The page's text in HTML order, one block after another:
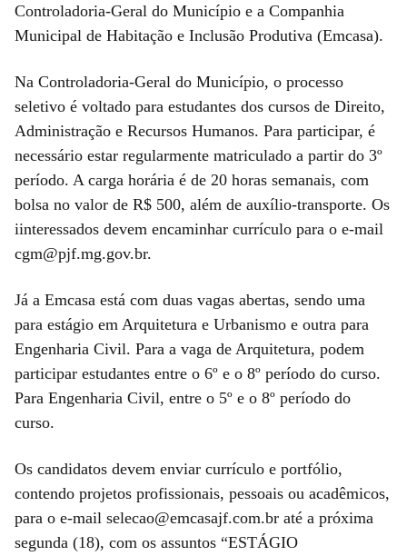
Controladoria-Geral do Município e a Companhia
Municipal de Habitação e Inclusão Produtiva (Emcasa).
Na Controladoria-Geral do Município, o processo
seletivo é voltado para estudantes dos cursos de Direito,
Administração e Recursos Humanos. Para participar, é
necessário estar regularmente matriculado a partir do 3º
período. A carga horária é de 20 horas semanais, com
bolsa no valor de R$ 500, além de auxílio-transporte. Os
iinteressados devem encaminhar currículo para o e-mail
cgm@pjf.mg.gov.br.
Já a Emcasa está com duas vagas abertas, sendo uma
para estágio em Arquitetura e Urbanismo e outra para
Engenharia Civil. Para a vaga de Arquitetura, podem
participar estudantes entre o 6º e o 8º período do curso.
Para Engenharia Civil, entre o 5º e o 8º período do
curso.
Os candidatos devem enviar currículo e portfólio,
contendo projetos profissionais, pessoais ou acadêmicos,
para o e-mail selecao@emcasajf.com.br até a próxima
segunda (18), com os assuntos “ESTÁGIO